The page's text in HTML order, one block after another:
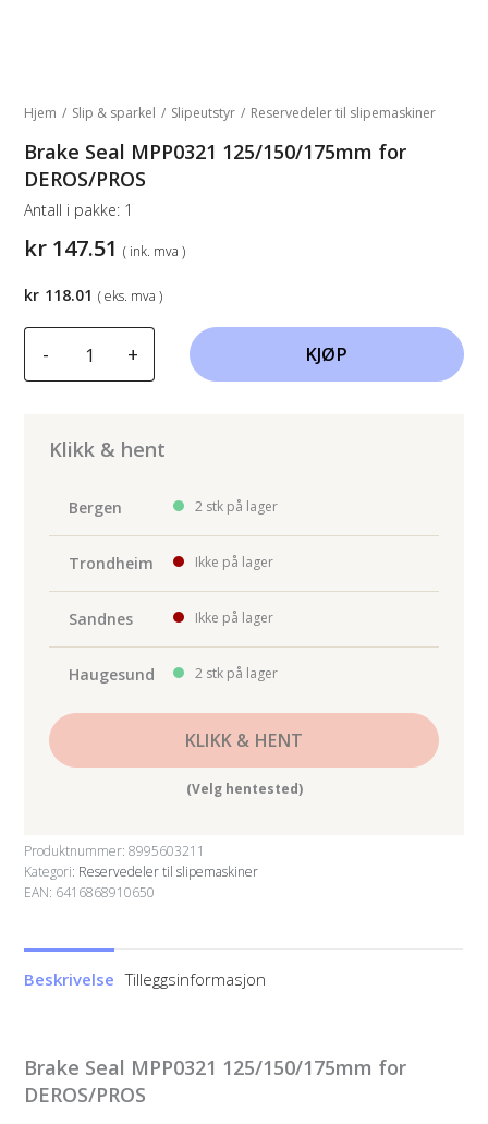
Hjem / Slip & sparkel / Slipeutstyr / Reservedeler til slipemaskiner
Brake Seal MPP0321 125/150/175mm for
DEROS/PROS
kr 147.51 ( ink. mva )
Antall i pakke: 1
- + KJØP
Klikk & hent
Bergen 2 stk på lager
Trondheim Ikke på lager
Sandnes Ikke på lager
Haugesund 2 stk på lager
KLIKK & HENT
(Velg hentested)
Produktnummer:8995603211
Kategori: Reservedeler til slipemaskiner
EAN: 6416868910650
kr 118.01 ( eks. mva )
Beskrivelse Tilleggsinformasjon
Brake Seal MPP0321 125/150/175mm for
DEROS/PROS